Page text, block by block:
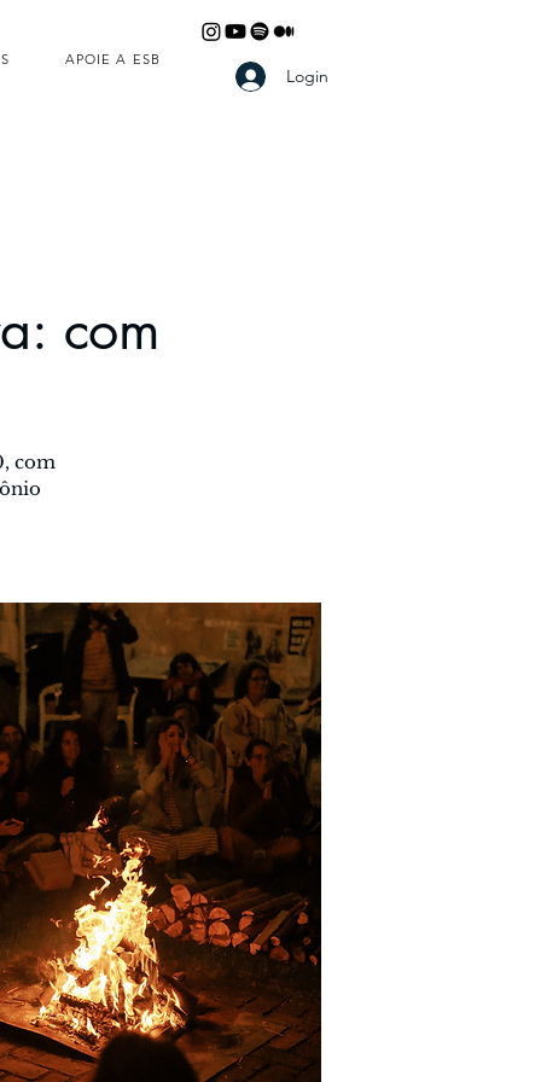
APOIE A ESB
Login
com
com